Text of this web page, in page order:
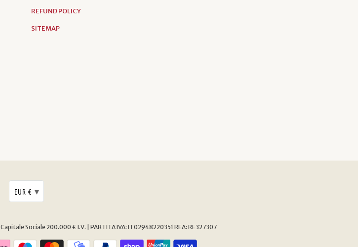
REFUND POLICY
SITEMAP
EUR € ▾
Capitale Sociale 200.000 € I.V. | PARTITA IVA: IT02948220351 REA: RE327307